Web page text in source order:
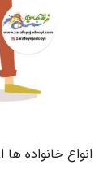
انواع خانواده